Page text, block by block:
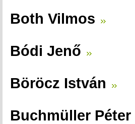
Both Vilmos
Bódi Jenő
Böröcz István
Buchmüller Péter